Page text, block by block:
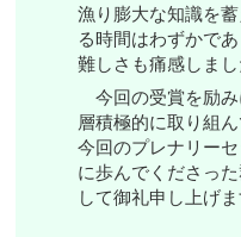
漁り膨大な知識を
る時間はわずかで
難しさも痛感しまし
今回の受賞を励
層積極的に取り組
今回のプレナリー
に歩んでくださっ
して御礼申し上げま